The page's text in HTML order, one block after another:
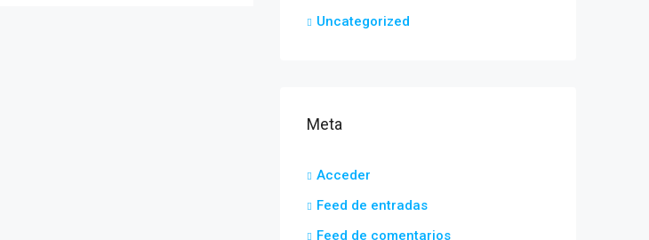
Uncategorized
Meta
Acceder
Feed de entradas
Feed de comentarios